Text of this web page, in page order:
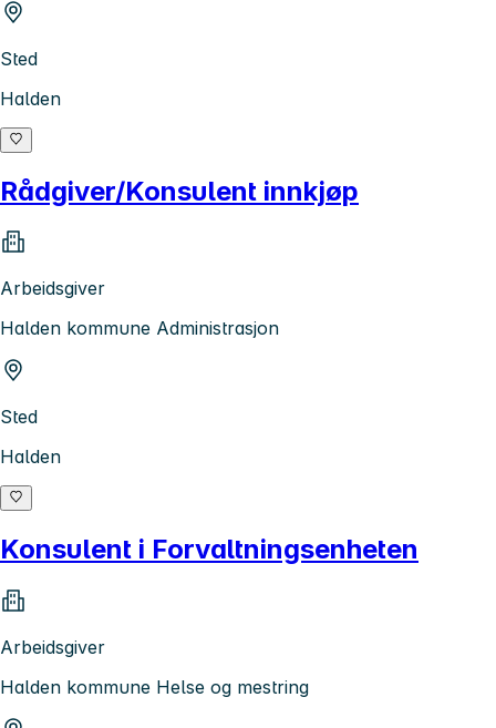
Sted
Halden
Rådgiver/Konsulent innkjøp
Arbeidsgiver
Halden kommune Administrasjon
Sted
Halden
Konsulent i Forvaltningsenheten
Arbeidsgiver
Halden kommune Helse og mestring